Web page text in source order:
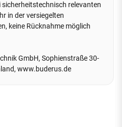
sicherheitstechnisch relevanten
in der versiegelten
keine Rücknahme möglich
GmbH, Sophienstraße 30-
www.buderus.de